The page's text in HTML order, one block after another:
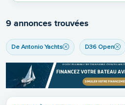
9 annonces trouvées
De Antonio Yachts D36 Open